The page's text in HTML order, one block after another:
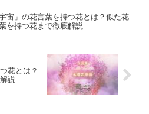
宇宙」の花言葉を持つ花とは？似た花
を持つ花まで徹底解説
花とは？
説